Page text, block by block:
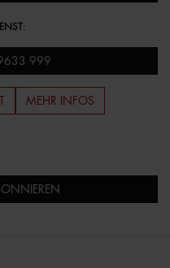
:
999
MEHR INFOS